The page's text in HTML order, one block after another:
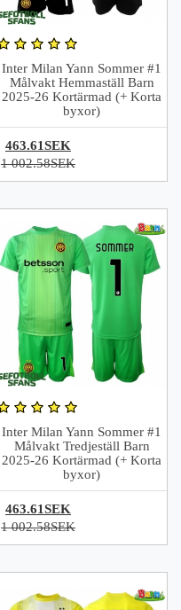
Inter Milan Yann Sommer #1
Målvakt Hemmaställ Barn
2025-26 Kortärmad (+ Korta
byxor)
463.61SEK
1 002.58SEK
Inter Milan Yann Sommer #1
Målvakt Tredjeställ Barn
2025-26 Kortärmad (+ Korta
byxor)
463.61SEK
1 002.58SEK